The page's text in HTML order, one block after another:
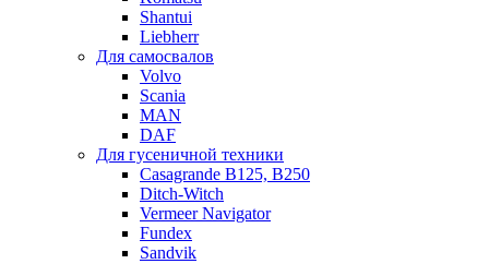
Shantui
Liebherr
Для самосвалов
Volvo
Scania
MAN
DAF
Для гусеничной техники
Casagrande B125, B250
Ditch-Witch
Vermeer Navigator
Fundex
Sandvik